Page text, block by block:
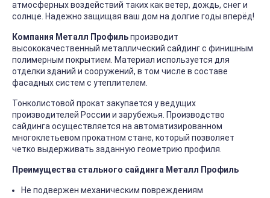
атмосферных воздействий таких как ветер, дождь, снег и
солнце. Надежно защищая ваш дом на долгие годы вперёд!
Компания Металл Профильпроизводит
высококачественный металлический сайдинг с финишным
полимерным покрытием. Материал используется для
отделки зданий и сооружений, в том числе в составе
фасадных систем с утеплителем.
Тонколистовой прокат закупается у ведущих
производителей России и зарубежья. Производство
сайдинга осуществляется на автоматизированном
многоклетьевом прокатном стане, который позволяет
четко выдерживать заданную геометрию профиля.
Преимущества стального сайдинга Металл Профиль
Не подвержен механическим повреждениям